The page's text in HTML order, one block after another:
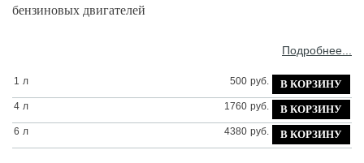
бензиновых двигателей
Подробнее...
1 л 500 руб.
4 л 1760 руб.
6 л 4380 руб.